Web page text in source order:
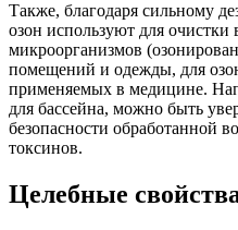
Также, благодаря сильному
озон используют для очистки
микроорганизмов
помещений и одежды, для
применяемых в медицине.
для бассейна, можно быть
безопасности обработанной
токсинов.
Целебные